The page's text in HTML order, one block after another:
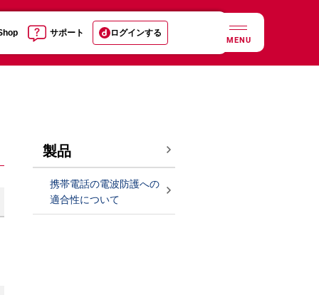
サポート ログインする
MENU
製品
携帯電話の電波防護への
適合性について